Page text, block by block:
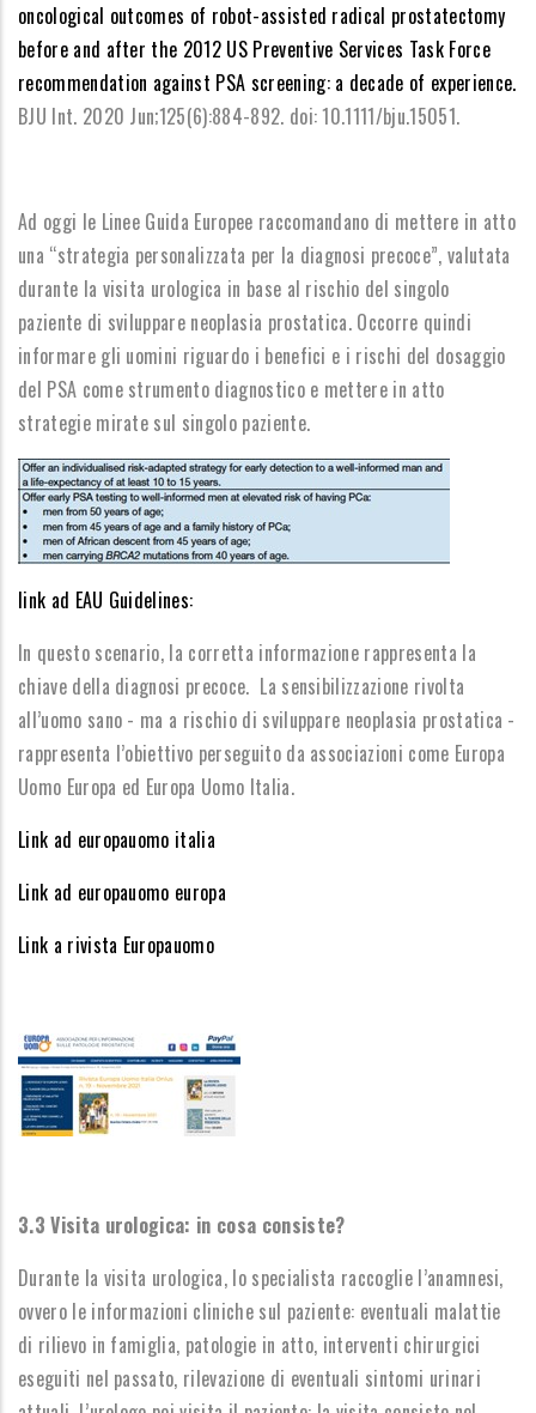
oncological outcomes of robot-assisted radical prostatectomy
before and after the 2012 US Preventive Services Task Force
recommendation against PSA screening: a decade of experience.
BJU Int. 2020 Jun;125(6):884-892. doi: 10.1111/bju.15051.
Ad oggi le Linee Guida Europee raccomandano di mettere in atto
una “strategia personalizzata per la diagnosi precoce”, valutata
durante la visita urologica in base al rischio del singolo
paziente di sviluppare neoplasia prostatica. Occorre quindi
informare gli uomini riguardo i benefici e i rischi del dosaggio
del PSA come strumento diagnostico e mettere in atto
strategie mirate sul singolo paziente.
link ad EAU Guidelines:
In questo scenario, la corretta informazione rappresenta la
chiave della diagnosi precoce. La sensibilizzazione rivolta
all’uomo sano - ma a rischio di sviluppare neoplasia prostatica -
rappresenta l’obiettivo perseguito da associazioni come Europa
Uomo Europa ed Europa Uomo Italia.
Link ad europauomo italia
Link ad europauomo europa
Link a rivista Europauomo
3.3 Visita urologica: in cosa consiste?
Durante la visita urologica, lo specialista raccoglie l’anamnesi,
ovvero le informazioni cliniche sul paziente: eventuali malattie
di rilievo in famiglia, patologie in atto, interventi chirurgici
eseguiti nel passato, rilevazione di eventuali sintomi urinari